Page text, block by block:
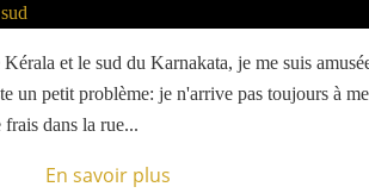
et le sud du Karnakata, je me suis
un petit problème: je n'arrive pas toujours à
frais dans la rue...
En savoir plus